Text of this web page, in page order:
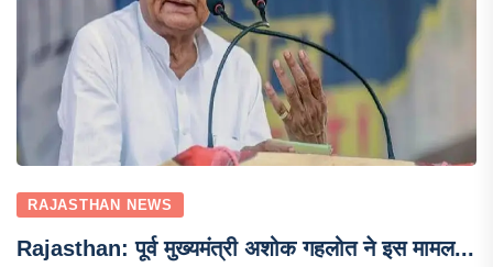
RAJASTHAN NEWS
Rajasthan: पूर्व मुख्यमंत्री अशोक गहलोत ने इस मामल...